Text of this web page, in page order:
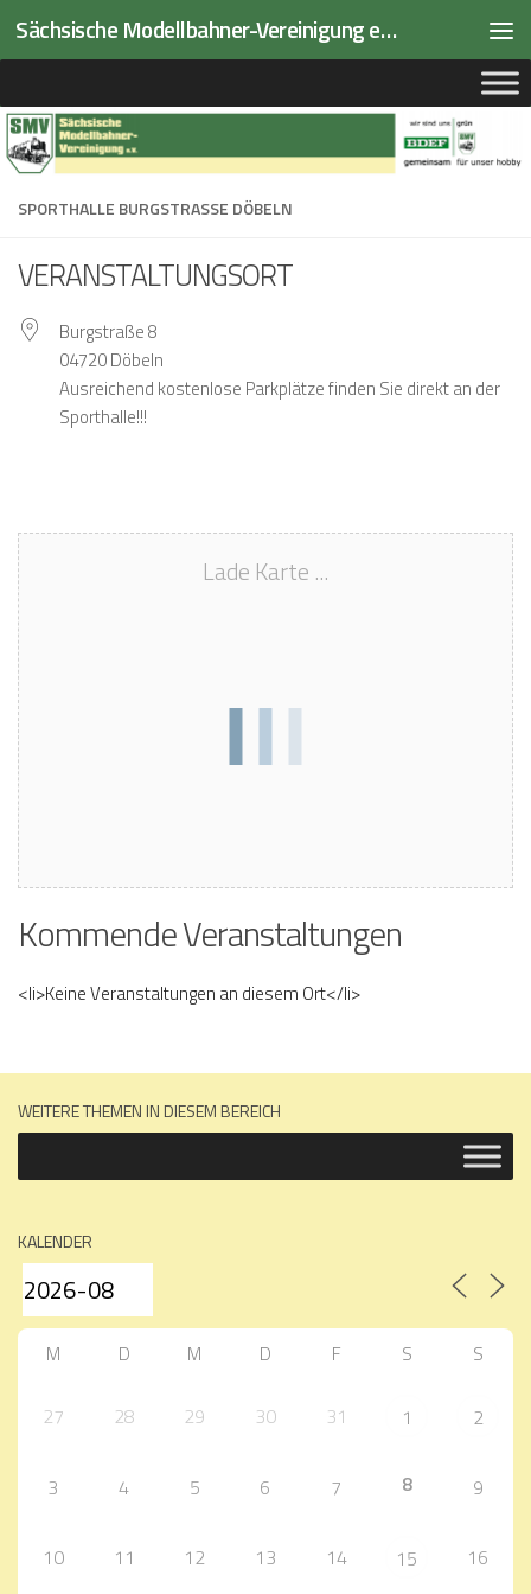
Zum Inhalt springen Sächsische Modellbahner-Vereinigung e.V.
SPORTHALLE BURGSTRASSE DÖBELN
VERANSTALTUNGSORT
Burgstraße 8
04720 Döbeln
Ausreichend kostenlose Parkplätze finden Sie direkt an der
Sporthalle!!!
Lade Karte ...
Kommende Veranstaltungen
<li>Keine Veranstaltungen an diesem Ort</li>
WEITERE THEMEN IN DIESEM BEREICH
KALENDER
M D M D F S S
27 28 29 30 31 1 2
3 4 5 6 7 8 9
10 11 12 13 14 15 16